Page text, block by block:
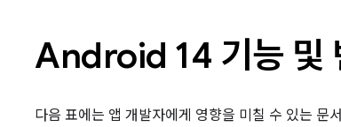
Android 14 기능 및
다음 표에는 앱 개발자에게 영향을 미칠 수 있는 문